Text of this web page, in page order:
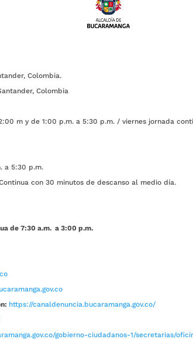
Colombia.
Colombia
m y de 1:00 p.m. a 5:30 p.m. / viernes jornada
a 5:30 p.m.
con 30 minutos de descanso al medio día.
de 7:30 a.m. a 3:00 p.m.
https://canaldenuncia.bucaramanga.gov.co/
gobierno-ciudadanos-1/secretarias/